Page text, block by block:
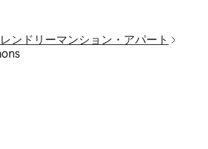
ンドリーマンション・アパート